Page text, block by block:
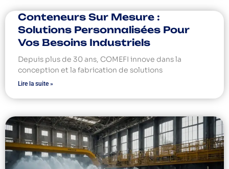
Conteneurs Sur Mesure :
Solutions Personnalisées Pour
Vos Besoins Industriels
Depuis plus de 30 ans, COMEFI innove dans la
conception et la fabrication de solutions
Lire la suite »